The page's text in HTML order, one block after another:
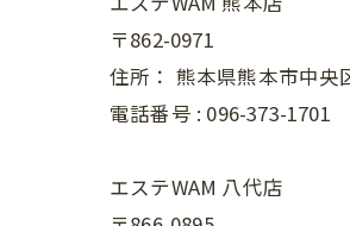
〒862-0971
住所： 熊本県熊本市中央
電話番号 : 096-373-1701
エステWAM 八代店